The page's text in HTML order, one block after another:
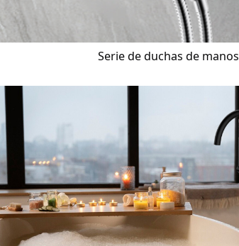
Serie de duchas de manos